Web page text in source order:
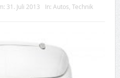
31. Juli 2013 In: Autos Technik